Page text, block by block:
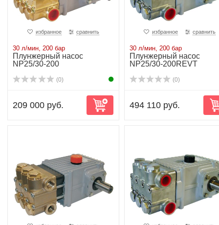
избранное сравнить
30 л/мин, 200 бар
Плунжерный насос
NP25/30-200
(0)
209 000 руб.
избранное сравнить
30 л/мин, 200 бар
Плунжерный насос
NP25/30-200REVT
(0)
494 110 руб.